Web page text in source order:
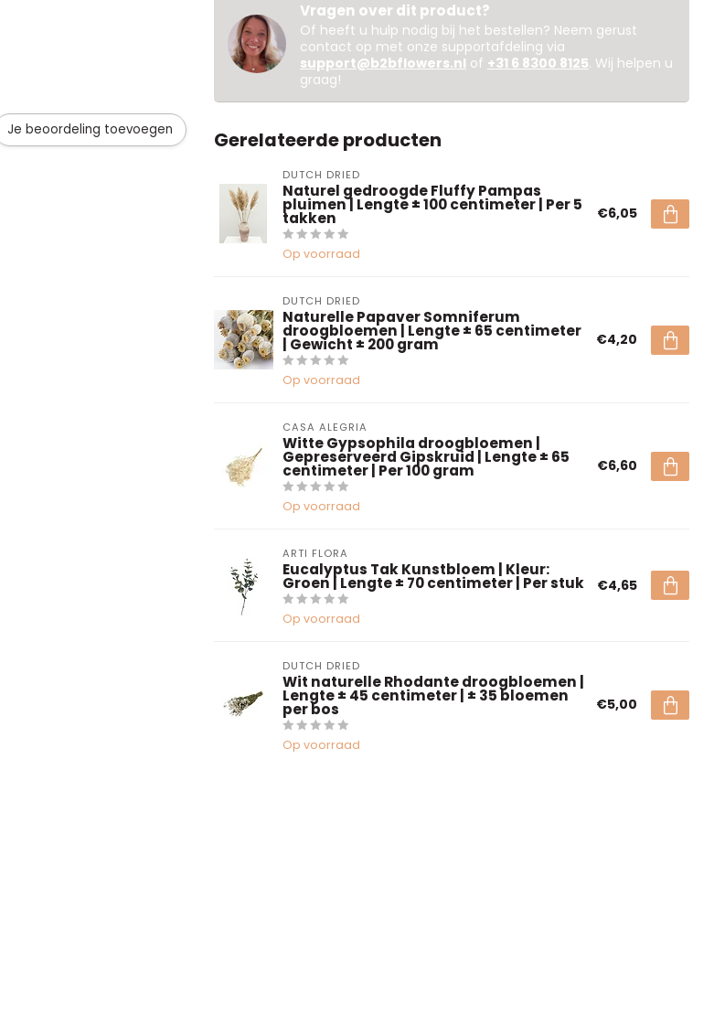
Je beoordeling toevoegen
Vragen over dit product?
Of heeft u hulp nodig bij het bestellen? Neem gerust
contact op met onze supportafdeling via
support@b2bflowers.nl of +31 6 8300 8125. Wij helpen u
graag!
Gerelateerde producten
DUTCH DRIED
Naturel gedroogde Fluffy Pampas
pluimen | Lengte ± 100 centimeter | Per 5
takken
Op voorraad
€6,05
DUTCH DRIED
Naturelle Papaver Somniferum
droogbloemen | Lengte ± 65 centimeter
| Gewicht ± 200 gram
Op voorraad
€4,20
CASA ALEGRIA
Witte Gypsophila droogbloemen |
Gepreserveerd Gipskruid | Lengte ± 65
centimeter | Per 100 gram
Op voorraad
€6,60
ARTI FLORA
Eucalyptus Tak Kunstbloem | Kleur:
Groen | Lengte ± 70 centimeter | Per stuk
Op voorraad
€4,65
DUTCH DRIED
Wit naturelle Rhodante droogbloemen |
Lengte ± 45 centimeter | ± 35 bloemen
per bos
Op voorraad
€5,00